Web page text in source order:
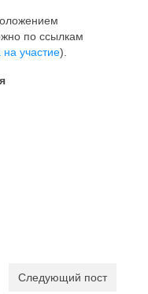
по ссылкам
на участие).
Следующий пост